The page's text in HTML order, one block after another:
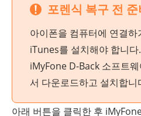
포렌식 복구 전
아이폰을 컴퓨터에 연결하
iTunes를 설치해야 합니다.
iMyFone D-Back 소프트
서 다운로드하고 설치합니
아래 버튼을 클릭한 후